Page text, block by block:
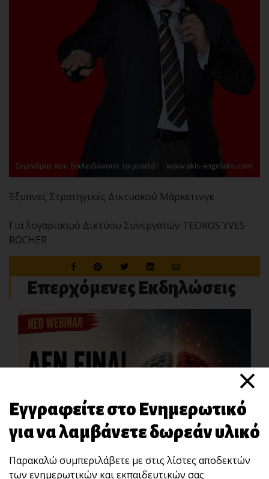
Έξυπνες Στρατηγικές Δικτυακού Μάρκετινγκ
Για λογαριασμό Δικτύου Συνεργατών TEOROS YVES
ROCHER
Επερχόμενες Εκδηλώσεις
×
Εγγραφείτε στο Ενημερωτικό
για να λαμβάνετε δωρεάν υλικό
Παρακαλώ συμπεριλάβετε με στις λίστες αποδεκτών
των ενημερωτικών και εκπαιδευτικών σας